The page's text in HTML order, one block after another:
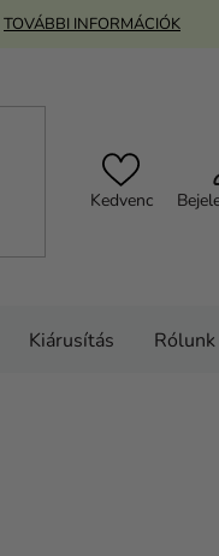
TOVÁBBI INFORMÁCIÓK
Kedvenc
Kiárusítás Rólunk